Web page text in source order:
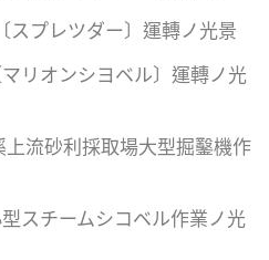
スプレツダー〕運轉ノ光景
リオンシヨベル〕運轉ノ光
流砂利採取場大型掘鑿機作
スチームシコベル作業ノ光